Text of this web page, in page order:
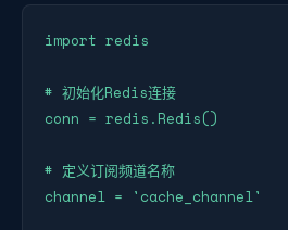
import redis
# 初始化Redis连接
conn = redis.Redis()
# 定义订阅频道名称
channel = 'cache_channel'